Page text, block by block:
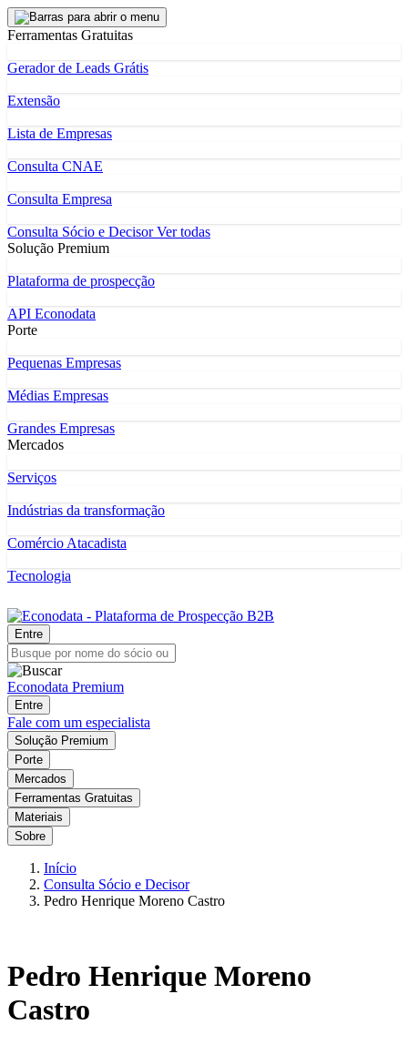
Ferramentas Gratuitas
Gerador de Leads Grátis
Extensão
Lista de Empresas
Consulta CNAE
Consulta Empresa
Consulta Sócio e DecisorVer todas
Solução Premium
Plataforma de prospecção
API Econodata
Porte
Pequenas Empresas
Médias Empresas
Grandes Empresas
Mercados
Serviços
Indústrias da transformação
Comércio Atacadista
Tecnologia
Entre
Econodata Premium
Entre
Fale com um especialista
Solução Premium
Porte
Mercados
Ferramentas Gratuitas
Materiais
Sobre
Início
Consulta Sócio e Decisor
Pedro Henrique Moreno Castro
Pedro Henrique Moreno
Castro